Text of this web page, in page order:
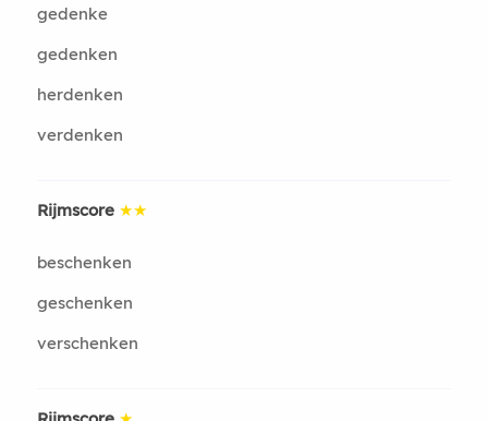
gedenke
gedenken
herdenken
verdenken
Rijmscore ★★
beschenken
geschenken
verschenken